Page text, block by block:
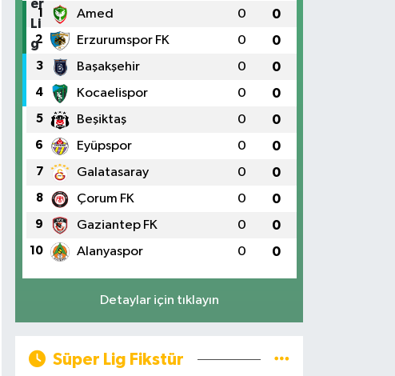
1 Amed 0 0
2 Erzurumspor FK 0 0
3 Başakşehir 0 0
4 Kocaelispor 0 0
5 Beşiktaş 0 0
6 Eyüpspor 0 0
7 Galatasaray 0 0
8 Çorum FK 0 0
9 Gaziantep FK 0 0
10 Alanyaspor 0 0
Detaylar için tıklayın
Süper Lig Fikstür